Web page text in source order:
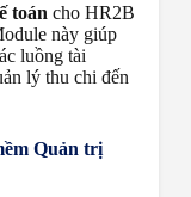
toán cho HR2B
này giúp
luồng tài
lý thu chi đến
Quản trị